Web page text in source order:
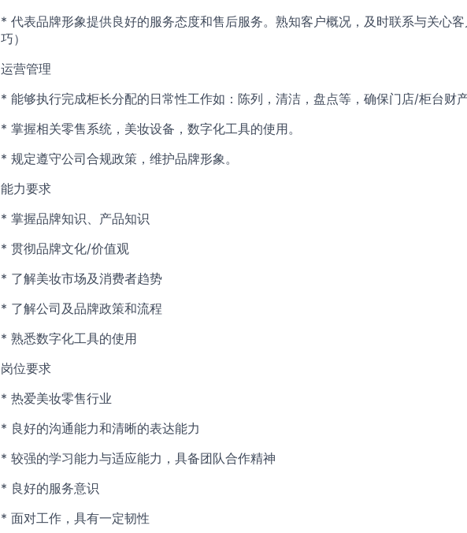
* 代表品牌形象提供良好的服务态度和售后服务。熟知客户概况，及时联系与关心
巧）
运营管理
* 能够执行完成柜长分配的日常性工作如：陈列，清洁，盘点等，确保门店/柜台财
* 掌握相关零售系统，美妆设备，数字化工具的使用。
* 规定遵守公司合规政策，维护品牌形象。
能力要求
* 掌握品牌知识、产品知识
* 贯彻品牌文化/价值观
* 了解美妆市场及消费者趋势
* 了解公司及品牌政策和流程
* 熟悉数字化工具的使用
岗位要求
* 热爱美妆零售行业
* 良好的沟通能力和清晰的表达能力
* 较强的学习能力与适应能力，具备团队合作精神
* 良好的服务意识
* 面对工作，具有一定韧性